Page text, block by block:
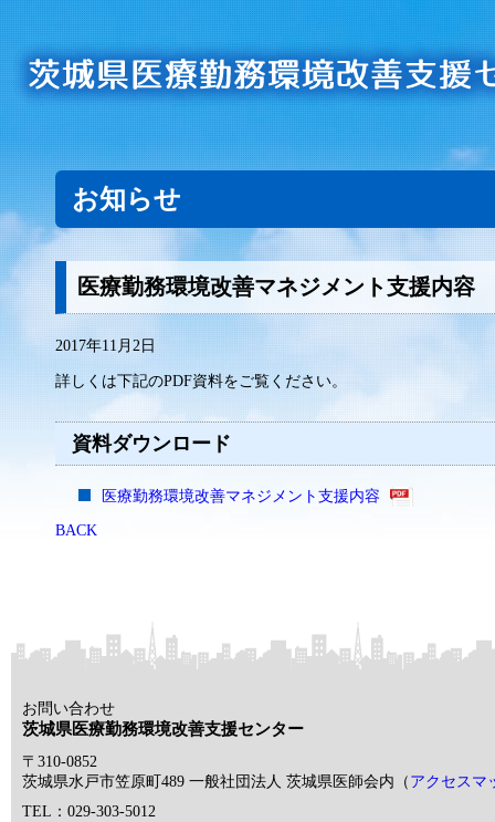
お知らせ
医療勤務環境改善マネジメント支援内容
2017年11月2日
詳しくは下記のPDF資料をご覧ください。
資料ダウンロード
医療勤務環境改善マネジメント支援内容
BACK
お問い合わせ
茨城県医療勤務環境改善支援センター
〒310-0852
茨城県水戸市笠原町489 一般社団法人 茨城県医師会内（ アクセスマ
TEL：029-303-5012